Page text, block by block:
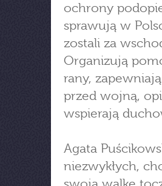
ochrony
sprawują w
zostali za
Organizują
rany,
przed wojną,
wspierają
Agata
niezwykłych,